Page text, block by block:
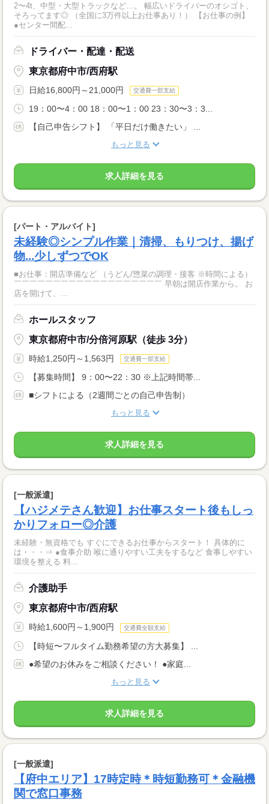
2〜4t、中型・大型トラックなど…。 幅広いドライバーのオシゴト、
そろってます◎ （全国に3万件以上お仕事あり！） 【お仕事の例】
●センター間配...
ドライバー・配達・配送
東京都府中市/西府駅
日給16,800円～21,000円 交通費一部支給
19：00〜4：00 18：00〜1：00 23：30〜3：3...
【自己申告シフト】 「平日だけ働きたい」 ...
もっと見る
求人詳細を見る
[パート・アルバイト]
未経験◎シンプル作業｜清掃、もりつけ、揚げ
物...少しずつでOK
■お仕事：開店準備など （うどん/惣菜の調理・接客 ※時間による）
￣￣￣￣￣￣￣￣￣￣￣￣￣￣￣￣￣￣￣ 早朝は開店作業から。 お
店を開けて、...
ホールスタッフ
東京都府中市/分倍河原駅（徒歩 3分）
時給1,250円～1,563円 交通費一部支給
【募集時間】 9：00〜22：30 ※上記時間帯...
■シフトによる（2週間ごとの自己申告制）
もっと見る
求人詳細を見る
[一般派遣]
【ハジメテさん歓迎】お仕事スタート後もしっ
かりフォロー◎介護
未経験・無資格でも すぐにできるお仕事からスタート！ 具体的に
は・・・⇒ ●食事介助 喉に通りやすい工夫をするなど 食事しやすい
環境を整える 料...
介護助手
東京都府中市/西府駅
時給1,600円～1,900円 交通費全額支給
【時短〜フルタイム勤務希望の方大募集】 ...
●希望のお休みをご相談ください！ ●家庭...
もっと見る
求人詳細を見る
[一般派遣]
【府中エリア】17時定時＊時短勤務可＊金融機
関で窓口事務